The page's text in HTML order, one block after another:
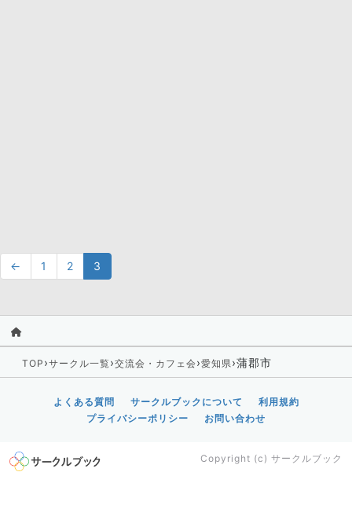
← 1 2 3
TOP ›サークル一覧›交流会・カフェ会›愛知県›蒲郡市
よくある質問 サークルブックについて
利用規約
プライバシーポリシー
お問い合わせ
Copyright (c) サークルブック